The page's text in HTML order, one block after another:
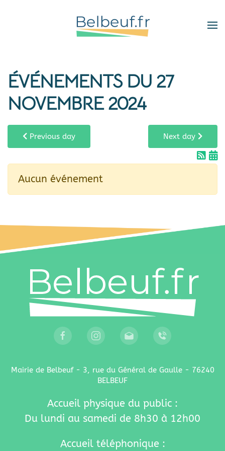
ÉVÉNEMENTS DU 27
NOVEMBRE 2024
Previous day Next day
Aucun événement
Mairie de Belbeuf - 3, rue du Général de Gaulle - 76240
BELBEUF
Accueil physique du public :
Du lundi au samedi de 8h30 à 12h00
Accueil téléphonique :